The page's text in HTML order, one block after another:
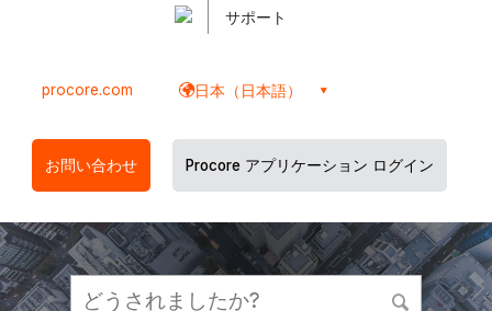
サポート
procore.com 日本（日本語）
お問い合わせ Procore アプリケーション ログイン